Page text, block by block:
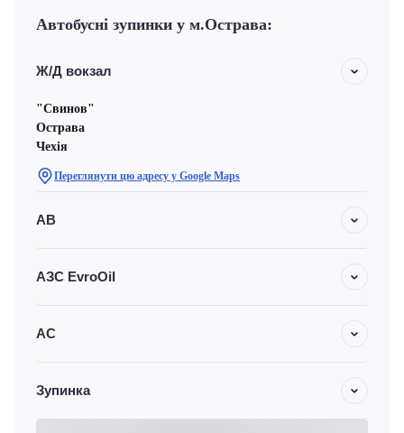
Автобусні зупинки у м.Острава:
Ж/Д вокзал
"Свинов"
Острава
Чехiя
Переглянути цю адресу у Google Maps
АВ
АЗС EvroOil
АС
Зупинка